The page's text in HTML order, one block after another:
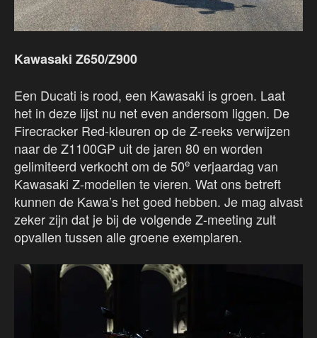
Kawasaki Z650/Z900
Een Ducati is rood, een Kawasaki is groen. Laat
het in deze lijst nu net even andersom liggen. De
Firecracker Red-kleuren op de Z-reeks verwijzen
naar de Z1100GP uit de jaren 80 en worden
gelimiteerd verkocht om de 50e verjaardag van
Kawasaki Z-modellen te vieren. Wat ons betreft
kunnen de Kawa’s het goed hebben. Je mag alvast
zeker zijn dat je bij de volgende Z-meeting zult
opvallen tussen alle groene exemplaren.